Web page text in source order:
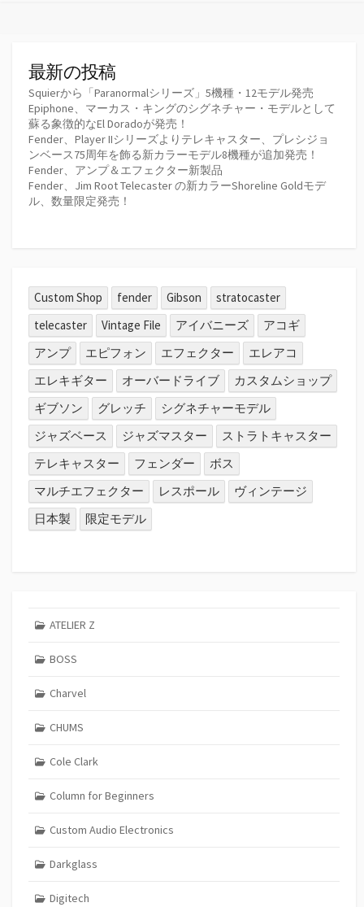
最新の投稿
Squierから「Paranormalシリーズ」5機種・12モデル発売
Epiphone、マーカス・キングのシグネチャー・モデルとして
蘇る象徴的なEl Doradoが発売！
Fender、Player IIシリーズよりテレキャスター、プレシジョ
ンベース75周年を飾る新カラーモデル8機種が追加発売！
Fender、アンプ＆エフェクター新製品
Fender、Jim Root Telecaster の新カラーShoreline Goldモデ
ル、数量限定発売！
Custom Shop fender Gibson
stratocaster
telecaster
Vintage File アイバニーズ
アコギ
アンプ
エピフォン エフェクター
エレアコ
エレキギター
オーバードライブ
カスタムショップ
ギブソン
グレッチ
シグネチャーモデル
ジャズベース
ジャズマスター
ストラトキャスター
テレキャスター
フェンダー
ボス
マルチエフェクター
レスポール
ヴィンテージ
日本製
限定モデル
ATELIER Z
BOSS
Charvel
CHUMS
Cole Clark
Column for Beginners
Custom Audio Electronics
Darkglass
Digitech